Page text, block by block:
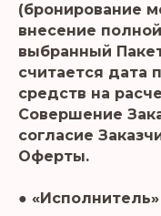
(бронирование
внесение
выбранный
считается дата
средств на
Совершение
согласие
Оферты.
●